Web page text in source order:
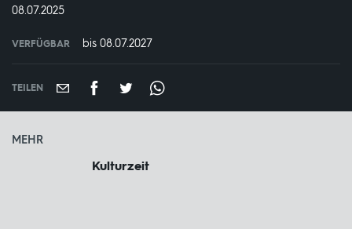
DATUM:
08.07.2025
VERFÜGBAR bis 08.07.2027
TEILEN
MEHR
Kulturzeit